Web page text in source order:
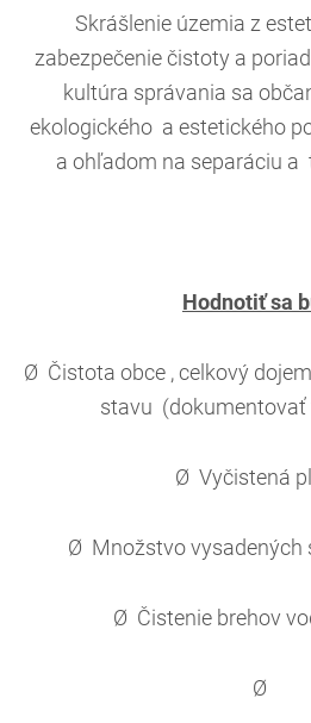
Skrášlenie územia z
zabezpečenie čistoty a
kultúra správania sa
ekologického a estetického
a ohľadom na separáciu a
Hodnotiť sa
Ø Čistota obce , celkový
stavu
Ø Vyčistená
Ø Množstvo vysadených
Ø Čistenie brehov
Ø